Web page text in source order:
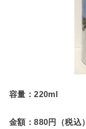
容量：220ml
金額：880円（税込）